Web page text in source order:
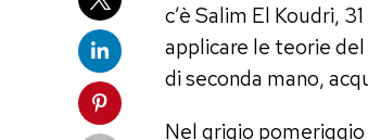
c’è Salim El Koudri,
applicare le teorie
di seconda mano,
Nel grigio